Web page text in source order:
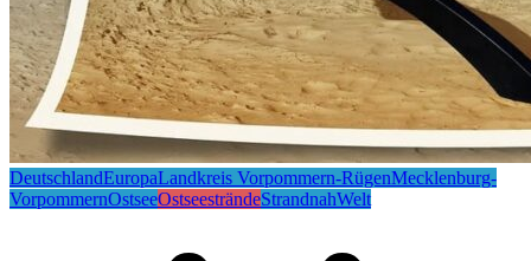
DeutschlandEuropaLandkreis Vorpommern-RügenMecklenburg-
VorpommernOstseeOstseesträndeStrandnahWelt